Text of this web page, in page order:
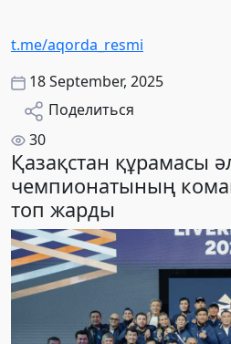
t.me/aqorda_resmi
18 September, 2025
Поделиться
30
Қазақстан құрамасы
чемпионатының
топ жарды